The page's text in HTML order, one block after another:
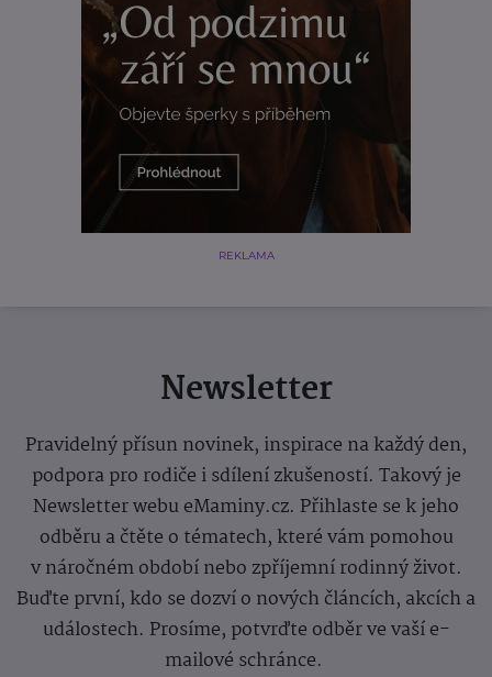
REKLAMA
Newsletter
Pravidelný přísun novinek, inspirace na každý den,
podpora pro rodiče i sdílení zkušeností. Takový je
Newsletter webu eMaminy.cz. Přihlaste se k jeho
odběru a čtěte o tématech, které vám pomohou
v náročném období nebo zpříjemní rodinný život.
Buďte první, kdo se dozví o nových článcích, akcích a
událostech. Prosíme, potvrďte odběr ve vaší e-
mailové schránce.